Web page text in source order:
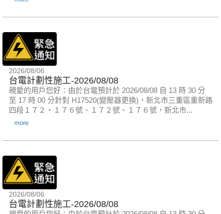
2026/08/06
台電計劃性施工-2026/08/08
親愛的用戶您好：由於台電預計於 2026/08/08 自 13 時 30 分
至 17 時 00 分針對 H17520(變壓器更換)，新北市三重區重新路
四段１７２‧１７６號、１７２號、１７６號，新北市...
more
2026/08/06
台電計劃性施工-2026/08/08